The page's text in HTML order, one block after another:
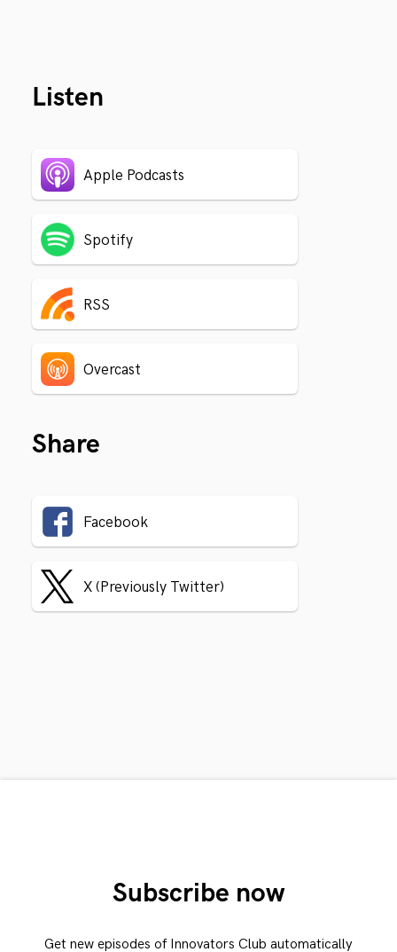
Listen
Apple Podcasts
Spotify
RSS
Overcast
Share
Facebook
X (Previously Twitter)
Subscribe now
Get new episodes of Innovators Club automatically